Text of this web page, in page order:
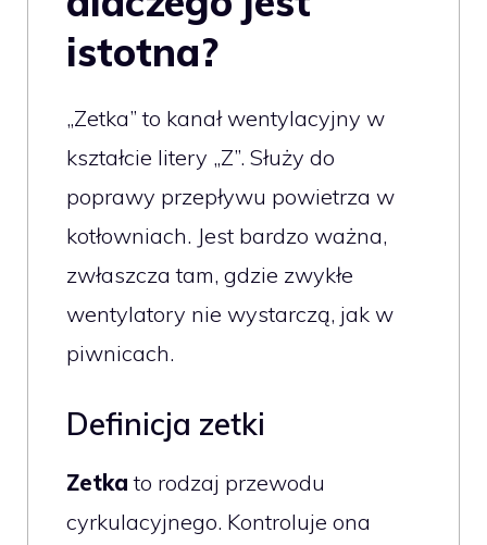
istotna?
„Zetka” to kanał wentylacyjny w
kształcie litery „Z”. Służy do
poprawy przepływu powietrza w
kotłowniach. Jest bardzo ważna,
zwłaszcza tam, gdzie zwykłe
wentylatory nie wystarczą, jak w
piwnicach.
Definicja zetki
Zetka to rodzaj przewodu
cyrkulacyjnego. Kontroluje ona